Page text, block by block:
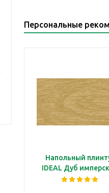
Персональные
Напольный
IDEAL Дуб